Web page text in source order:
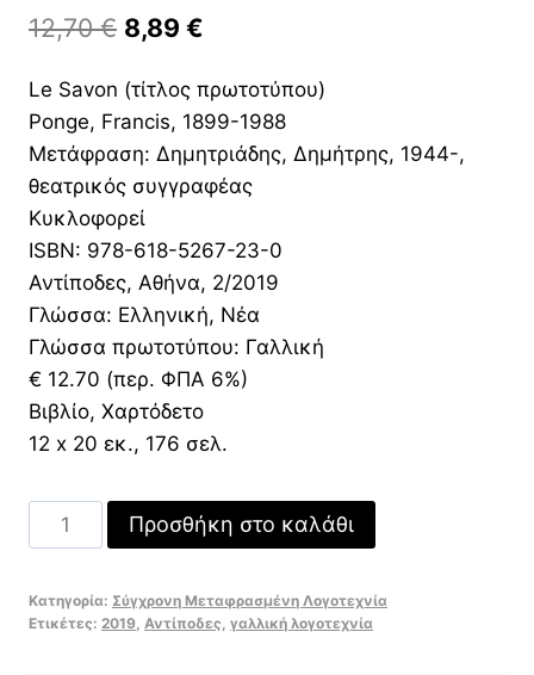
12,70€ Original
was:
12,70 €.
8,89 €
τιμή
είναι:
8,89 €.
Le Savon (τίτλος πρωτοτύπου)
Ponge, Francis, 1899-1988
Μετάφραση: Δημητριάδης, Δημήτρης, 1944-,
θεατρικός συγγραφέας
Κυκλοφορεί
ISBN: 978-618-5267-23-0
Αντίποδες, Αθήνα, 2/2019
Γλώσσα: Ελληνική, Νέα
Γλώσσα πρωτοτύπου: Γαλλική
€ 12.70 (περ. ΦΠΑ 6%)
Βιβλίο, Χαρτόδετο
12 x 20 εκ., 176 σελ.
Σαπούνι
Προσθήκη στο καλάθι
Κατηγορία: Σύγχρονη Μεταφρασμένη Λογοτεχνία
Ετικέτες: 2019 Αντίποδες γαλλική λογοτεχνία